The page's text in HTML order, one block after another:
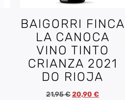
BAIGORRI FINCA
LA CANOCA
VINO TINTO
CRIANZA 2021
DO RIOJA
21,95€20,90 €